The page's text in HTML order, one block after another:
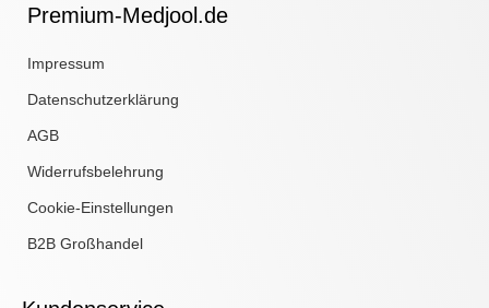
Premium-Medjool.de
Impressum
Datenschutzerklärung
AGB
Widerrufsbelehrung
Cookie-Einstellungen
B2B Großhandel